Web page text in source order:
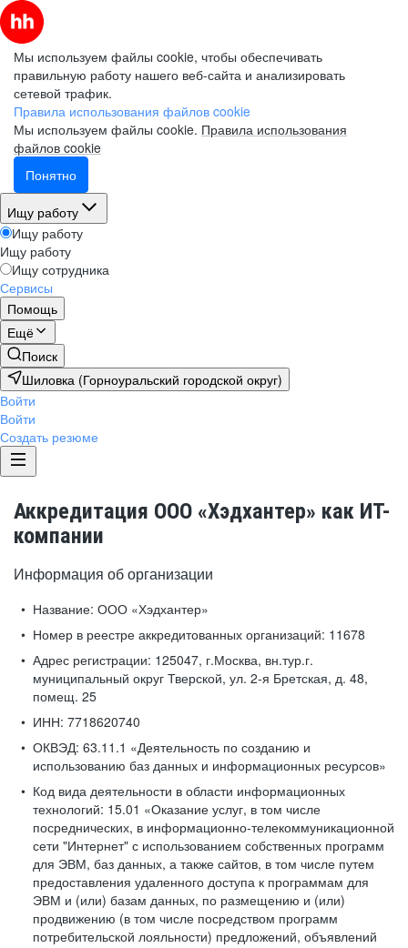
Мы используем файлы cookie, чтобы обеспечивать
правильную работу нашего веб-сайта и анализировать
сетевой трафик.
Правила использования файлов cookie
Мы используем файлы cookie. Правила использования
файлов cookie
Понятно
Ищу работу
Ищу работу
Ищу работу
Ищу сотрудника
Сервисы
Помощь
Ещё
Поиск
Шиловка (Горноуральский городской округ)
Войти
Войти
Создать резюме
Аккредитация ООО «Хэдхантер» как ИТ-
компании
Информация об организации
Название: ООО «Хэдхантер»
Номер в реестре аккредитованных организаций: 11678
Адрес регистрации: 125047, г.Москва, вн.тур.г.
муниципальный округ Тверской, ул. 2-я Бретская, д. 48,
помещ. 25
ИНН: 7718620740
ОКВЭД: 63.11.1 «Деятельность по созданию и
использованию баз данных и информационных ресурсов»
Код вида деятельности в области информационных
технологий: 15.01 «Оказание услуг, в том числе
посреднических, в информационно-телекоммуникационной
сети "Интернет" с использованием собственных программ
для ЭВМ, баз данных, а также сайтов, в том числе путем
предоставления удаленного доступа к программам для
ЭВМ и (или) базам данных, по размещению и (или)
продвижению (в том числе посредством программ
потребительской лояльности) предложений, объявлений